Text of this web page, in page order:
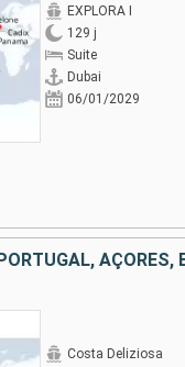
EXPLORA I
129 j
Suite
Dubai
06/01/2029
Costa Deliziosa